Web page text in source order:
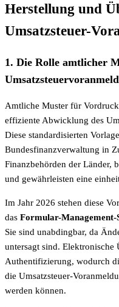
Herstellung und
Umsatzsteuer-
1. Die Rolle amtlicher
Amtliche Muster für
effiziente Abwicklung des
Diese standardisierten
Bundesfinanzverwaltung in
Finanzbehörden der Länder,
und gewährleisten eine
Im Jahr 2026 stehen diese
das Formular-Management-
Sie sind unabdingbar, da
untersagt sind.
Authentifizierung, wodurch
die Umsatzsteuer-
werden können.